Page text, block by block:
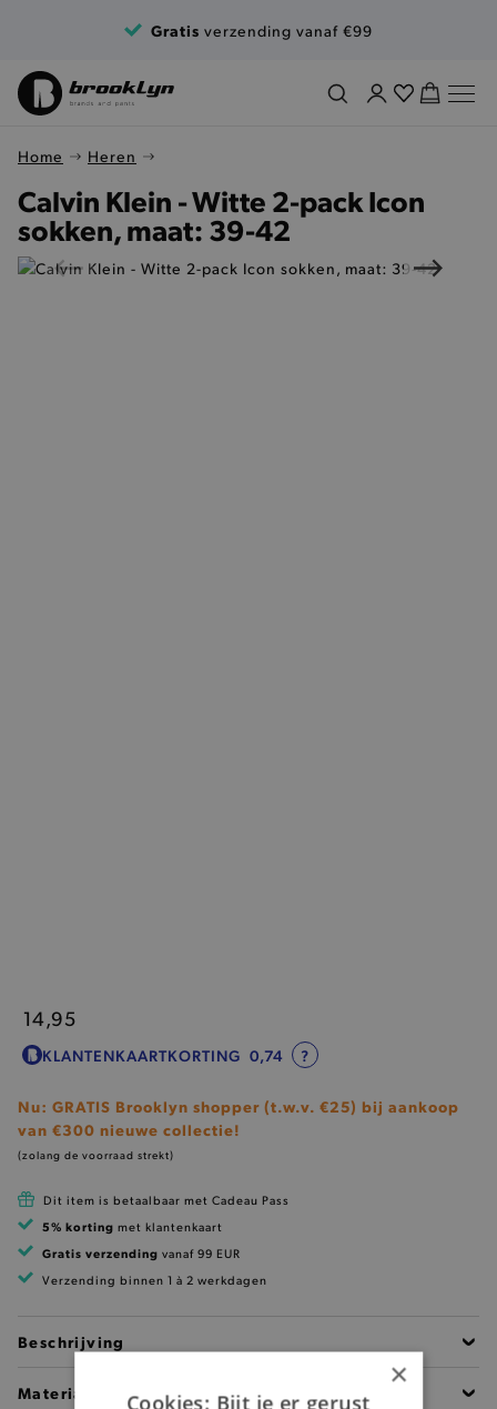
Gratis verzending vanaf €99
Home Heren
Calvin Klein - Witte 2-pack Icon
sokken, maat: 39-42
14,95
KLANTENKAARTKORTING 0,74 ?
Nu: GRATIS Brooklyn shopper (t.w.v. €25) bij aankoop
van €300 nieuwe collectie!
(zolang de voorraad strekt)
Dit item is betaalbaar met Cadeau Pass
5% korting met klantenkaart
Gratis verzending vanaf 99 EUR
Verzending binnen 1 à 2 werkdagen
Beschrijving
Materiaal
×
Cookies: Bijt je er gerust